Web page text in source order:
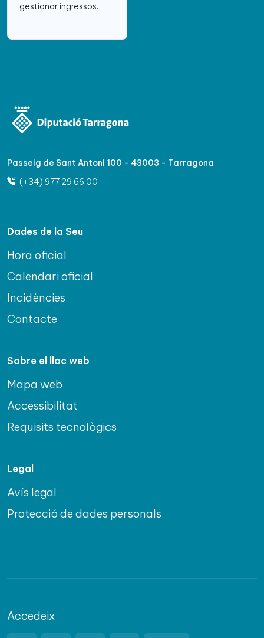
gestionar ingressos.
Passeig de Sant Antoni 100 - 43003 - Tarragona
(+34) 977 29 66 00
Dades de la Seu
Hora oficial
Calendari oficial
Incidències
Contacte
Sobre el lloc web
Mapa web
Accessibilitat
Requisits tecnològics
Legal
Avís legal
Protecció de dades personals
Accedeix